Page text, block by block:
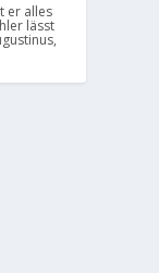
er alles
lässt